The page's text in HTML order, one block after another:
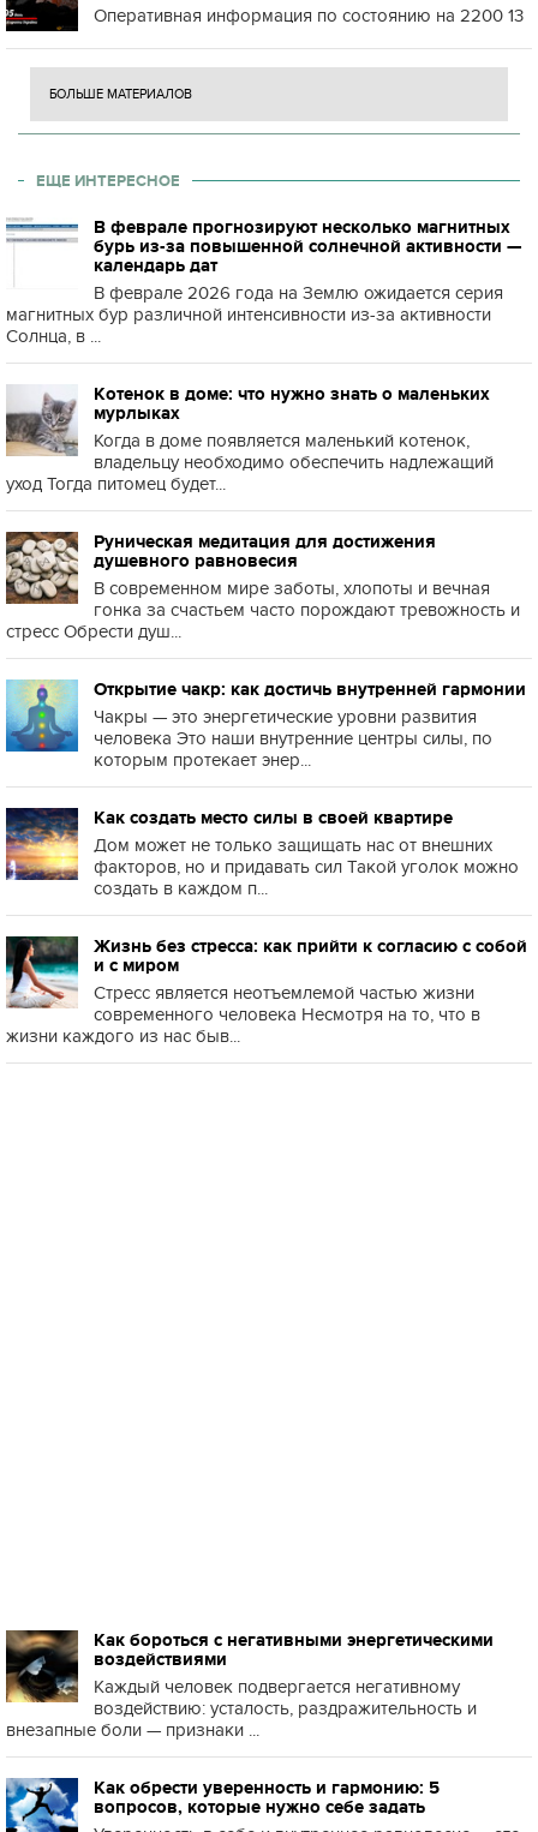
Оперативная информация по состоянию на 2200 13
БОЛЬШЕ МАТЕРИАЛОВ
ЕЩЕ ИНТЕРЕСНОЕ
В феврале прогнозируют несколько магнитных
бурь из-за повышенной солнечной активности —
календарь дат
В феврале 2026 года на Землю ожидается серия
магнитных бур различной интенсивности из-за активности
Солнца, в ...
Котенок в доме: что нужно знать о маленьких
мурлыках
Когда в доме появляется маленький котенок,
владельцу необходимо обеспечить надлежащий
уход Тогда питомец будет...
Руническая медитация для достижения
душевного равновесия
В современном мире заботы, хлопоты и вечная
гонка за счастьем часто порождают тревожность и
стресс Обрести душ...
Открытие чакр: как достичь внутренней гармонии
Чакры — это энергетические уровни развития
человека Это наши внутренние центры силы, по
которым протекает энер...
Как создать место силы в своей квартире
Дом может не только защищать нас от внешних
факторов, но и придавать сил Такой уголок можно
создать в каждом п...
Жизнь без стресса: как прийти к согласию с собой
и с миром
Стресс является неотъемлемой частью жизни
современного человека Несмотря на то, что в
жизни каждого из нас быв...
Как бороться с негативными энергетическими
воздействиями
Каждый человек подвергается негативному
воздействию: усталость, раздражительность и
внезапные боли — признаки ...
Как обрести уверенность и гармонию: 5
вопросов, которые нужно себе задать